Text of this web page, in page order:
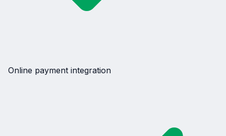
Online payment integration